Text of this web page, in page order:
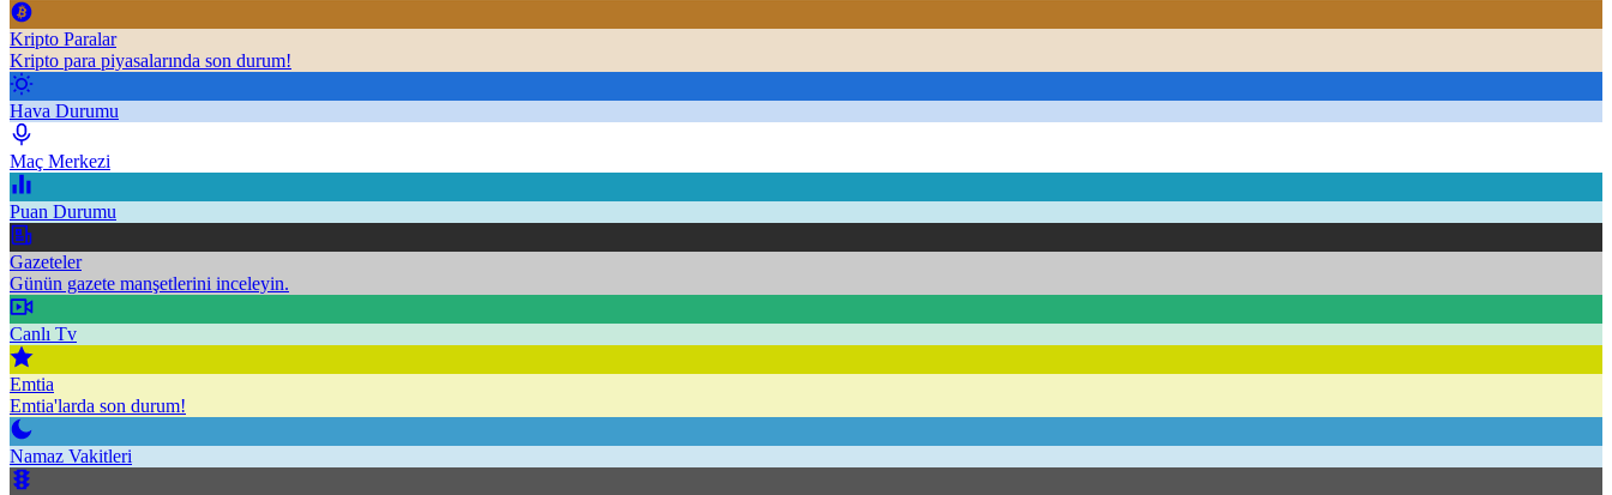
Kripto Paralar
Kripto para piyasalarında son durum!
Hava Durumu
Maç Merkezi
Puan Durumu
Gazeteler
Günün gazete manşetlerini inceleyin.
Canlı Tv
Emtia
Emtia'larda son durum!
Namaz Vakitleri